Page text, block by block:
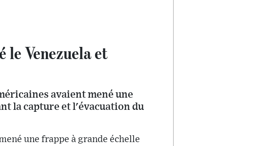
Venezuela et
avaient mené une
la capture et l'évacuation du
une frappe à grande échelle